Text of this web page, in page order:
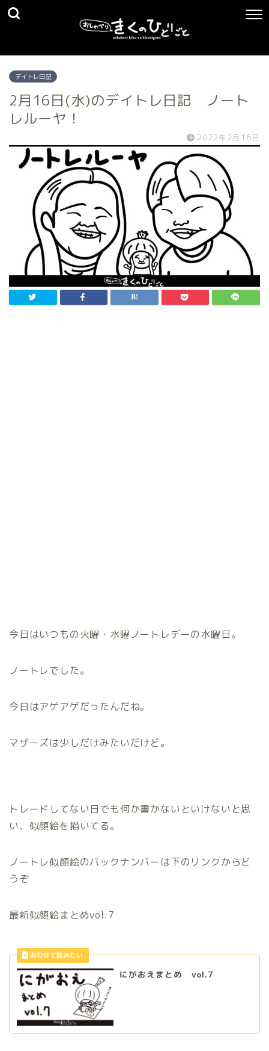
デイトレ日記
2月16日(水)のデイトレ日記 ノート
レルーヤ！
2022年2月16日
今日はいつもの火曜・水曜ノートレデーの水曜日。
ノートレでした。
今日はアゲアゲだったんだね。
マザーズは少しだけみたいだけど。
トレードしてない日でも何か書かないといけないと思
い、似顔絵を描いてる。
ノートレ似顔絵のバックナンバーは下のリンクからど
うぞ
最新似顔絵まとめvol.7
にがおえまとめ vol.7